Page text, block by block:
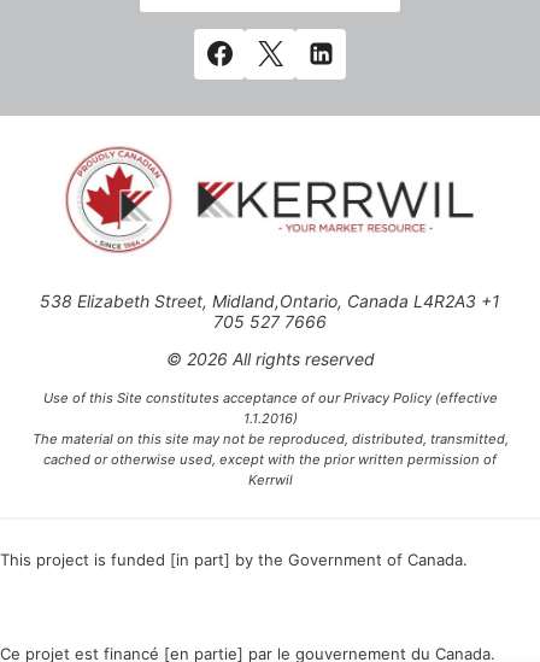
538 Elizabeth Street, Midland,Ontario, Canada L4R2A3 +1
705 527 7666
© 2026 All rights reserved
Use of this Site constitutes acceptance of our Privacy Policy (effective
1.1.2016)
The material on this site may not be reproduced, distributed, transmitted,
cached or otherwise used, except with the prior written permission of
Kerrwil
This project is funded [in part] by the Government of Canada.
Ce projet est financé [en partie] par le gouvernement du Canada.